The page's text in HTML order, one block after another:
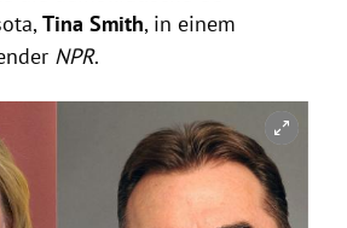
Tina Smith, in einem
NPR.
öffnen/schließen